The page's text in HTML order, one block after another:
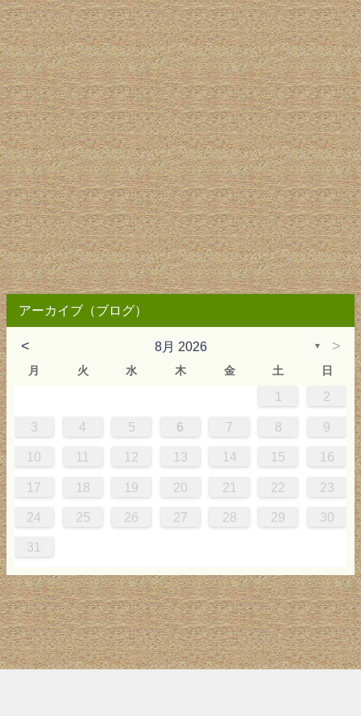
アーカイブ（ブログ）
< 8月 2026 ▼ >
月 火 水 木 金 土 日
1 2
3 4 5 6 7 8 9
10 11 12 13 14 15 16
17 18 19 20 21 22 23
24 25 26 27 28 29 30
31